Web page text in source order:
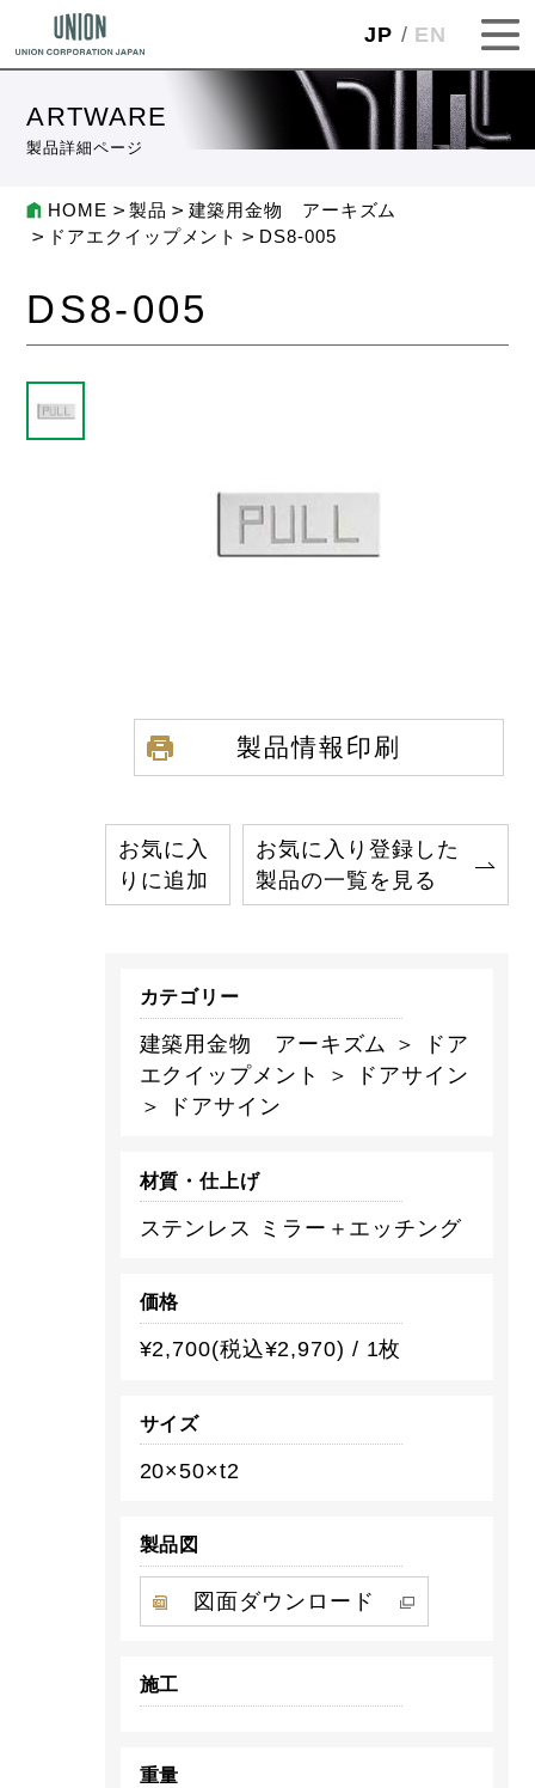
JP EN
ARTWARE
製品詳細ページ
HOME 製品
建築用金物 アーキズム
ドアエクイップメント
DS8-005
DS8-005
製品情報印刷
お気に入
りに追加
お気に入り登録した
製品の一覧を見る
カテゴリー
建築用金物 アーキズム ＞ ドア
エクイップメント ＞ ドアサイン
＞ ドアサイン
材質・仕上げ
ステンレス ミラー＋エッチング
価格
¥2,700(税込¥2,970) / 1枚
サイズ
20×50×t2
製品図
図面ダウンロード
施工
重量